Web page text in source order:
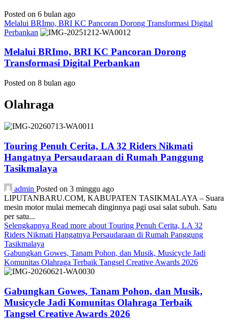
Posted on 6 bulan ago
Melalui BRImo, BRI KC Pancoran Dorong Transformasi Digital
Perbankan
Melalui BRImo, BRI KC Pancoran Dorong
Transformasi Digital Perbankan
Posted on 8 bulan ago
Olahraga
Touring Penuh Cerita, LA 32 Riders Nikmati
Hangatnya Persaudaraan di Rumah Panggung
Tasikmalaya
admin Posted on 3 minggu ago
LIPUTANBARU.COM, KABUPATEN TASIKMALAYA – Suara
mesin motor mulai memecah dinginnya pagi usai salat subuh. Satu
per satu...
Selengkapnya Read more about Touring Penuh Cerita, LA 32
Riders Nikmati Hangatnya Persaudaraan di Rumah Panggung
Tasikmalaya
Gabungkan Gowes, Tanam Pohon, dan Musik, Musicycle Jadi
Komunitas Olahraga Terbaik Tangsel Creative Awards 2026
Gabungkan Gowes, Tanam Pohon, dan Musik,
Musicycle Jadi Komunitas Olahraga Terbaik
Tangsel Creative Awards 2026